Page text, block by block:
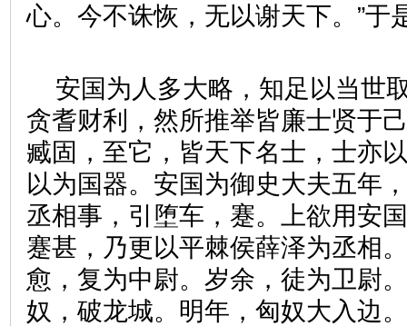
心。今不诛恢，无以谢天下。”
安国为人多大略，知足以当世
贪耆财利，然所推举皆廉士贤于
臧固，至它，皆天下名士，士亦
以为国器。安国为御史大夫五年
丞相事，引堕车，蹇。上欲用安
蹇甚，乃更以平棘侯薛泽为丞相
愈，复为中尉。岁余，徒为卫尉
奴，破龙城。明年，匈奴大入